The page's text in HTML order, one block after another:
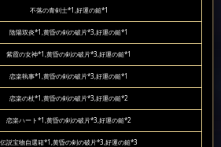
不落の青剣士*1,好運の鎚*1
陰陽双炎*1,黄昏の剣の破片*3,好運の鎚*1
紫霞の女神*1,黄昏の剣の破片*3,好運の鎚*1
恋楽執事*1,黄昏の剣の破片*3,好運の鎚*1
恋楽の杖*1,黄昏の剣の破片*3,好運の鎚*2
恋楽ハート*1,黄昏の剣の破片*3,好運の鎚*2
伝説宝物自選箱*1,黄昏の剣の破片*3,好運の鎚*3